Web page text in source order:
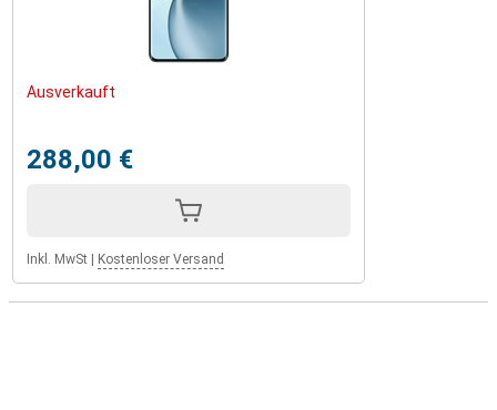
Ausverkauft
288,00 €
Inkl. MwSt Kostenloser Versand